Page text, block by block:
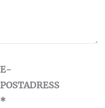
E-
POSTADRESS
*